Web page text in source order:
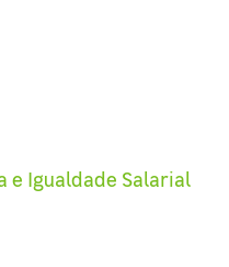
e Igualdade Salarial